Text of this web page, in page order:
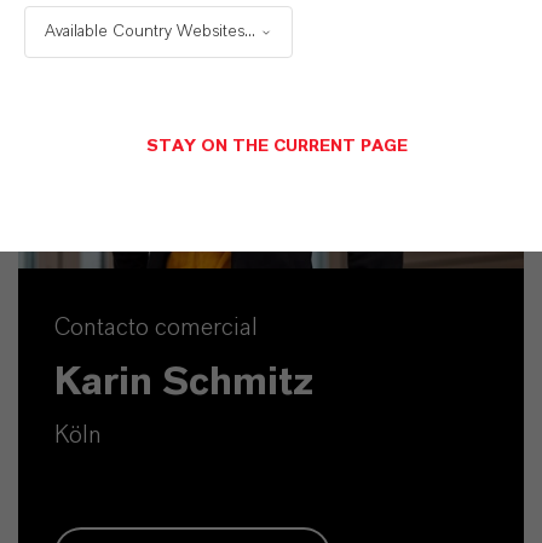
Contacto comercial
Karin Schmitz
Köln
Available Country Websites...
STAY ON THE CURRENT PAGE